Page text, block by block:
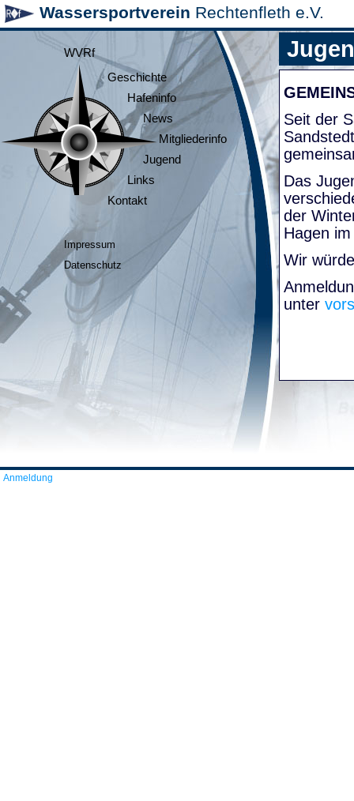
Wassersportverein Rechtenfleth e.V.
WVRf
Geschichte
Hafeninfo
News
Mitgliederinfo
Jugend
Links
Kontakt
Impressum
Datenschutz
Seit der
Das
der
Hagen
Wir
unter
Anmeldung